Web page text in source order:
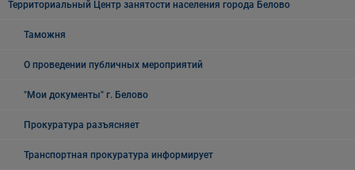
Территориальный Центр занятости населения города Белово
Таможня
О проведении публичных мероприятий
"Мои документы" г. Белово
Прокуратура разъясняет
Транспортная прокуратура информирует